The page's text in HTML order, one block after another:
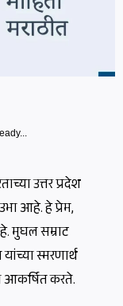
उत्तर प्रदेश
आहे. हे प्रेम,
मुघल सम्राट
स्मरणार्थ
आकर्षित करते.